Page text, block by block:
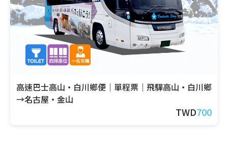
高速巴士高山・白川鄉便｜單程票｜飛驒高山・白川鄉
→名古屋・金山
TWD700